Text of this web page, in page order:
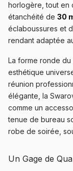
horlogère, tout en
étanchéité de 30
éclaboussures et
rendant adaptée
La forme ronde
esthétique
réunion
élégante, la
comme un
tenue de bureau
robe de soirée,
Un Gage de